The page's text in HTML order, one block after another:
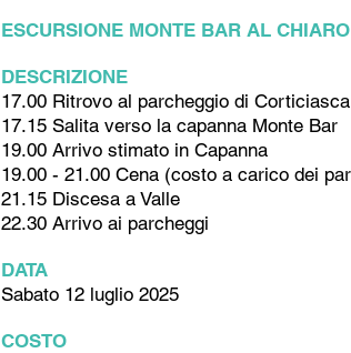
ESCURSIONE MONTE BAR AL
DESCRIZIONE
17.00 Ritrovo al parcheggio di Corticiasca
17.15 Salita verso la capanna Monte Bar
19.00 Arrivo stimato in Capanna
19.00 - 21.00 Cena (costo a carico dei
21.15 Discesa a Valle
22.30 Arrivo ai parcheggi
DATA
Sabato 12 luglio 2025
COSTO